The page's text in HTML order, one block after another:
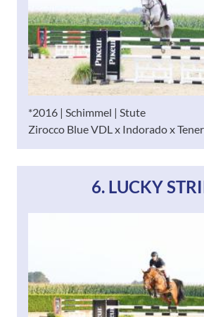
*2016 | Schimmel | Stute
Zirocco Blue VDL x Indorado x
6. LUCKY